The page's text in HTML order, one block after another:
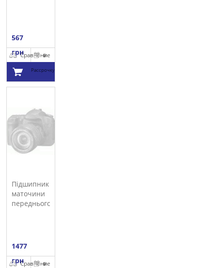
567
грнСравнение
В
Рассрочку
корзину
Підшипник
маточини
переднього
1477
грнСравнение
В